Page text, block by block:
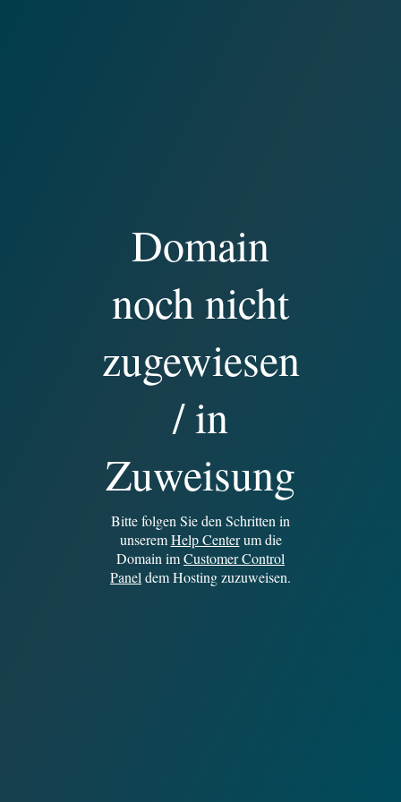
Domain
noch nicht
zugewiesen
/ in
Zuweisung
Bitte folgen Sie den Schritten in
unseremHelp Centerum die
Domain imCustomer Control
Panel dem Hosting zuzuweisen.